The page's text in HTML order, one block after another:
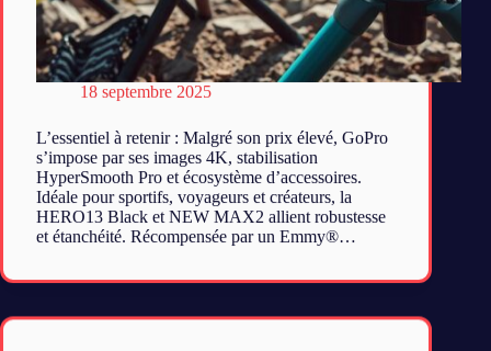
18 septembre 2025
L’essentiel à retenir : Malgré son prix élevé, GoPro
s’impose par ses images 4K, stabilisation
HyperSmooth Pro et écosystème d’accessoires.
Idéale pour sportifs, voyageurs et créateurs, la
HERO13 Black et NEW MAX2 allient robustesse
et étanchéité. Récompensée par un Emmy®…